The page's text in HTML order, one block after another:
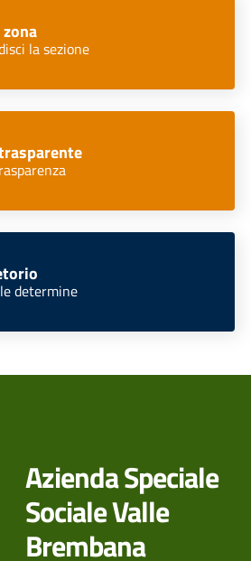
la sezione
determine
Azienda Speciale
Sociale Valle
Brembana